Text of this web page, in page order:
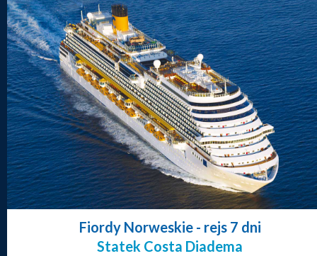
Fiordy Norweskie- rejs 7 dni
Statek Costa Diadema